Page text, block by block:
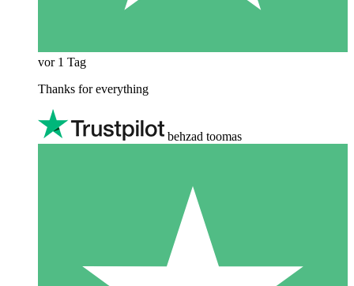
vor 1 Tag
Thanks for everything
behzad toomas